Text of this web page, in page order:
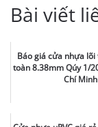
Bài viết
Báo giá cửa nhựa lõi
toàn 8.38mm Qúy 1/
Chí Minh